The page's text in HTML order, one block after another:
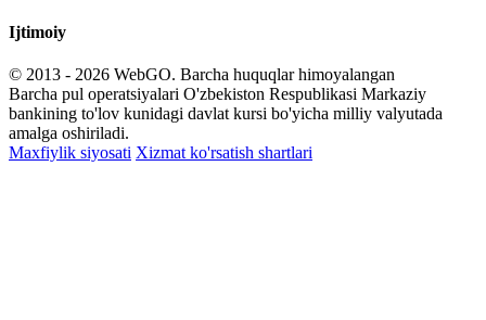
Ijtimoiy
© 2013 - 2026 WebGO. Barcha huquqlar himoyalangan
Barcha pul operatsiyalari O'zbekiston Respublikasi Markaziy
bankining to'lov kunidagi davlat kursi bo'yicha milliy valyutada
amalga oshiriladi.
Maxfiylik siyosati Xizmat ko'rsatish shartlari